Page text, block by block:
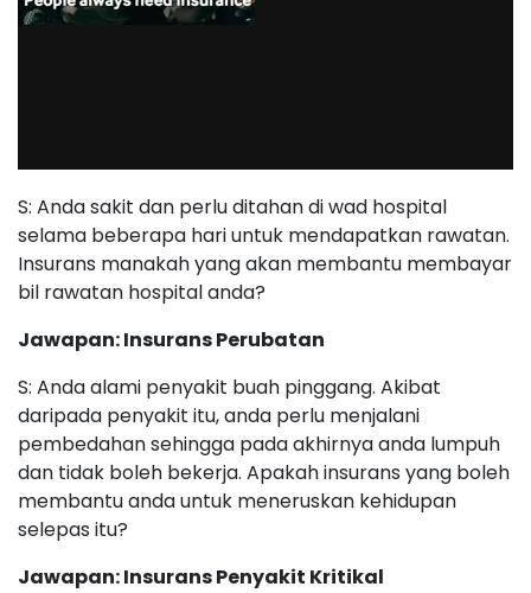
S: Anda sakit dan perlu ditahan di wad hospital
selama beberapa hari untuk mendapatkan rawatan.
Insurans manakah yang akan membantu membayar
bil rawatan hospital anda?
Jawapan: Insurans Perubatan
S: Anda alami penyakit buah pinggang. Akibat
daripada penyakit itu, anda perlu menjalani
pembedahan sehingga pada akhirnya anda lumpuh
dan tidak boleh bekerja. Apakah insurans yang boleh
membantu anda untuk meneruskan kehidupan
selepas itu?
Jawapan: Insurans Penyakit Kritikal